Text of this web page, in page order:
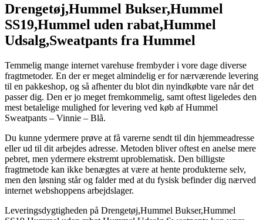
Drengetøj,Hummel Bukser,Hummel
SS19,Hummel uden rabat,Hummel
Udsalg,Sweatpants fra Hummel
Temmelig mange internet varehuse frembyder i vore dage diverse
fragtmetoder. En der er meget almindelig er for nærværende levering
til en pakkeshop, og så afhenter du blot din nyindkøbte vare når det
passer dig. Den er jo meget fremkommelig, samt oftest ligeledes den
mest betalelige mulighed for levering ved køb af Hummel
Sweatpants – Vinnie – Blå.
Du kunne ydermere prøve at få varerne sendt til din hjemmeadresse
eller ud til dit arbejdes adresse. Metoden bliver oftest en anelse mere
pebret, men ydermere ekstremt uproblematisk. Den billigste
fragtmetode kan ikke benægtes at være at hente produkterne selv,
men den løsning står og falder med at du fysisk befinder dig nærved
internet webshoppens arbejdslager.
Leveringsdygtigheden på Drengetøj,Hummel Bukser,Hummel